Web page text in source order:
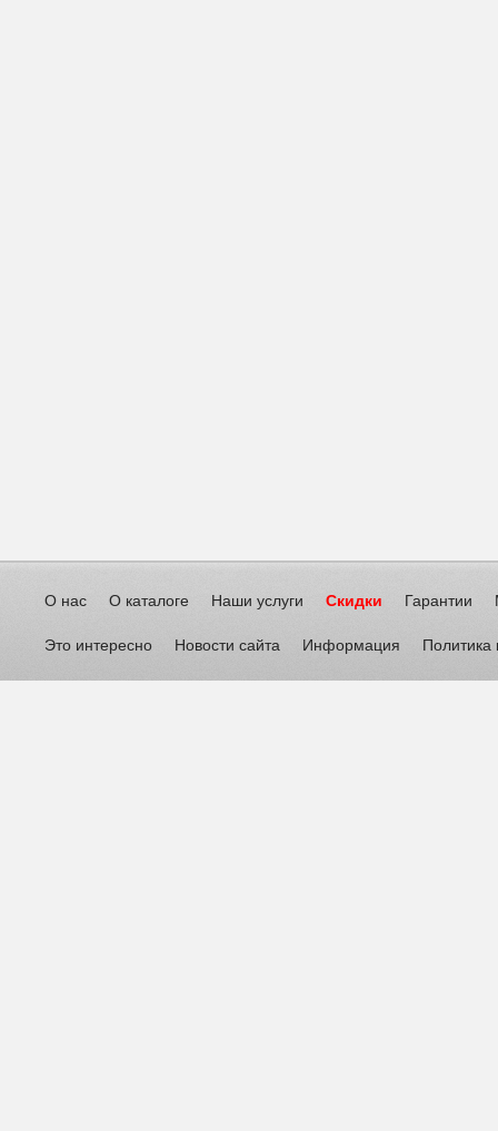
О нас О каталоге Наши услуги Скидки Гарантии
Это интересно Новости сайта Информация Политика